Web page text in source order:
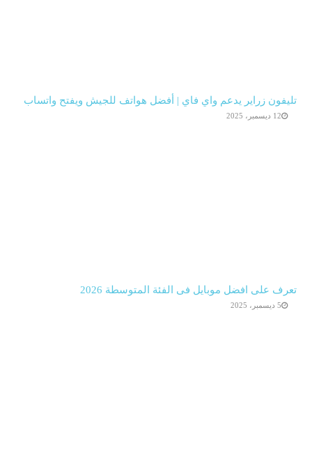
تليفون زراير يدعم واي فاي | أفضل هواتف للجيش ويفتح واتساب
12 ديسمبر، 2025
تعرف على افضل موبايل فى الفئة المتوسطة 2026
5 ديسمبر، 2025